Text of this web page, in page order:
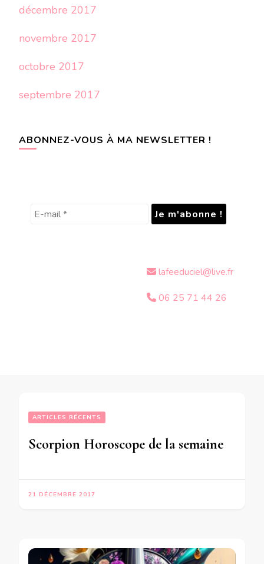
décembre 2017
novembre 2017
octobre 2017
septembre 2017
ABONNEZ-VOUS À MA NEWSLETTER !
lafeeduciel@live.fr
06 25 71 44 26
ARTICLES RÉCENTS
21 DÉCEMBRE 2017